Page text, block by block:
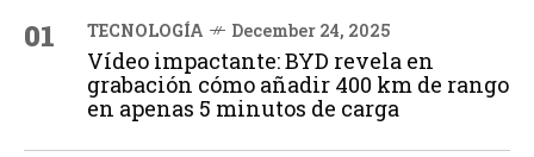
01 TECNOLOGÍA December 24, 2025
Vídeo impactante: BYD revela en
grabación cómo añadir 400 km de rango
en apenas 5 minutos de carga